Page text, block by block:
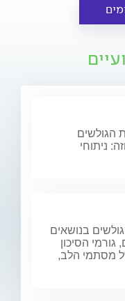
הגולשים
ניתוחי
בנושאים
הסיכון
מסתמי הלב,